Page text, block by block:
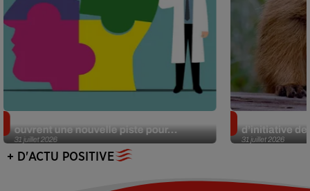
31 juillet 2026
ouvrent une nouvelle piste pour...
31 juillet 2026
d’initiative
+ D'ACTU POSITIVE